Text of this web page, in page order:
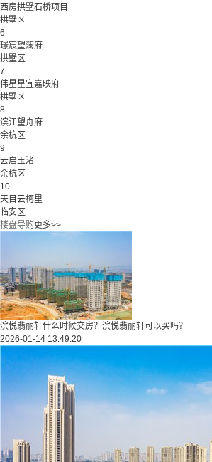
西房拱墅石桥项目
拱墅区
6
璟宸望澜府
拱墅区
7
伟星星宜嘉映府
拱墅区
8
滨江望舟府
余杭区
9
云启玉渚
余杭区
10
天目云柯里
临安区
楼盘导购更多>>
滨悦翡丽轩什么时候交房？滨悦翡丽轩可以买吗？
2026-01-14 13:49:20